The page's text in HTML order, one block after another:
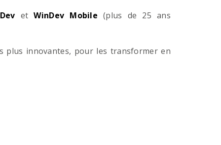
et WinDev Mobile (plus de 25 ans
plus innovantes, pour les transformer en